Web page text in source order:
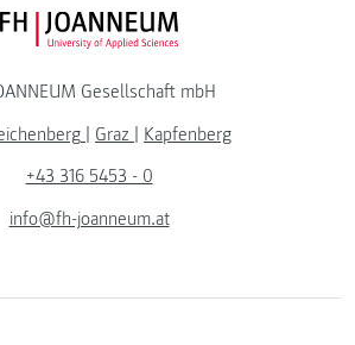
FH JOANNEUM Logo
Gesellschaft mbH
| Graz | Kapfenberg
+43 316 5453 - 0
info@fh-joanneum.at